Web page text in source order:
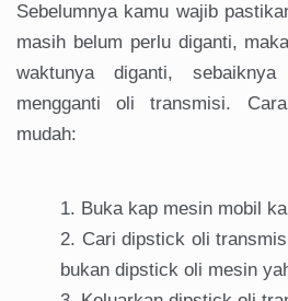
Sebelumnya kamu wajib
masih belum perlu diganti,
waktunya diganti,
mengganti oli transmisi.
mudah:
Buka kap mesin mobil
Cari dipstick oli
bukan dipstick oli mesin